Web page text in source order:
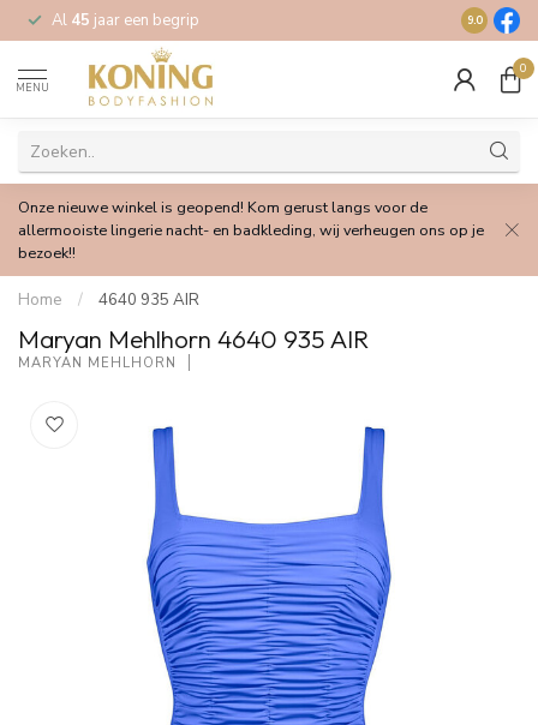
Al 45 jaar een begrip Gratis
9.0
MENU
0
Onze nieuwe winkel is geopend! Kom gerust langs voor de
allermooiste lingerie nacht- en badkleding, wij verheugen ons op je
bezoek!!
Home / 4640 935 AIR
Maryan Mehlhorn 4640 935 AIR
MARYAN MEHLHORN